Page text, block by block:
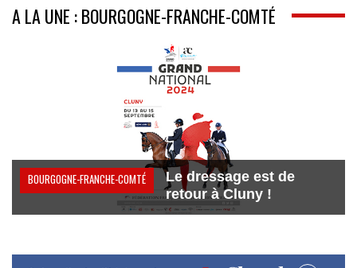
A LA UNE : BOURGOGNE-FRANCHE-COMTÉ
BOURGOGNE-FRANCHE-COMTÉ
Le dressage est de
retour à Cluny !